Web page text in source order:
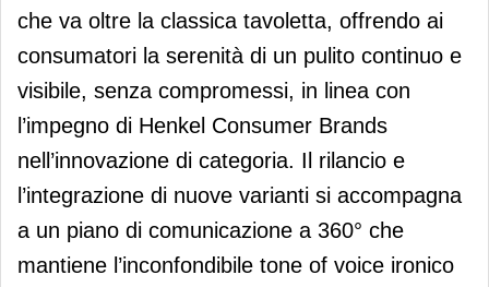
che va oltre la classica tavoletta, offrendo ai
consumatori la serenità di un pulito continuo e
visibile, senza compromessi, in linea con
l’impegno di Henkel Consumer Brands
nell’innovazione di categoria. Il rilancio e
l’integrazione di nuove varianti si accompagna
a un piano di comunicazione a 360° che
mantiene l’inconfondibile tone of voice ironico